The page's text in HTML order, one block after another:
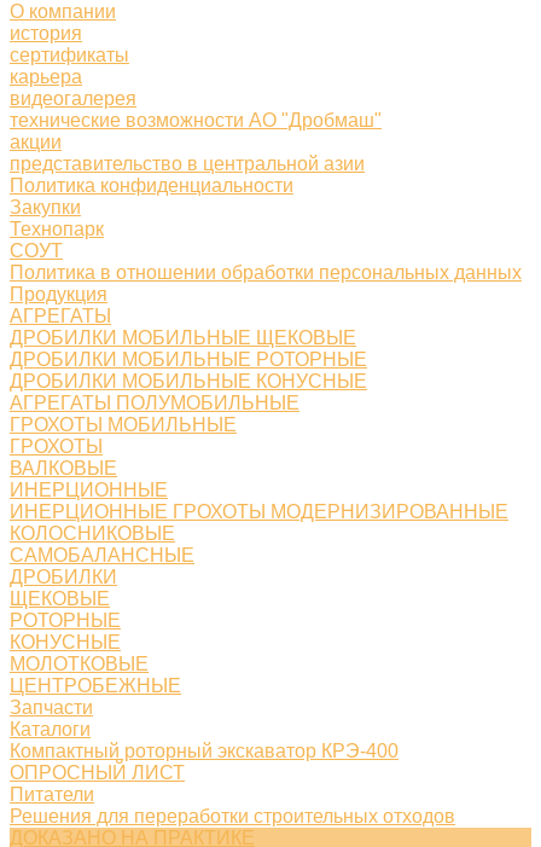
О компании
история
сертификаты
карьера
видеогалерея
технические возможности АО "Дробмаш"
акции
представительство в центральной азии
Политика конфиденциальности
Закупки
Технопарк
СОУТ
Политика в отношении обработки персональных данных
Продукция
АГРЕГАТЫ
ДРОБИЛКИ МОБИЛЬНЫЕ ЩЕКОВЫЕ
ДРОБИЛКИ МОБИЛЬНЫЕ РОТОРНЫЕ
ДРОБИЛКИ МОБИЛЬНЫЕ КОНУСНЫЕ
АГРЕГАТЫ ПОЛУМОБИЛЬНЫЕ
ГРОХОТЫ МОБИЛЬНЫЕ
ГРОХОТЫ
ВАЛКОВЫЕ
ИНЕРЦИОННЫЕ
ИНЕРЦИОННЫЕ ГРОХОТЫ МОДЕРНИЗИРОВАННЫЕ
КОЛОСНИКОВЫЕ
САМОБАЛАНСНЫЕ
ДРОБИЛКИ
ЩЕКОВЫЕ
РОТОРНЫЕ
КОНУСНЫЕ
МОЛОТКОВЫЕ
ЦЕНТРОБЕЖНЫЕ
Запчасти
Каталоги
Компактный роторный экскаватор КРЭ-400
ОПРОСНЫЙ ЛИСТ
Питатели
Решения для переработки строительных отходов
ДОКАЗАНО НА ПРАКТИКЕ